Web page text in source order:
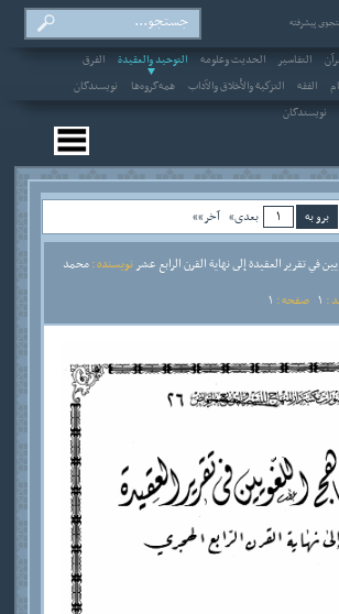
پیشرفته
التفاسير الحديث وعلومه التوحيد والعقيدة
الفرق
الفقه التزكية والأخلاق والآداب همه‌گروه‌ها
نویسندگان
نویسندگان
بعدی» آخر»»
في تقرير العقيدة إلى نهاية القرن الرابع عشرنویسنده :محمد
: صفحه :